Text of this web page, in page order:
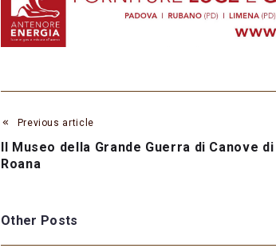
Previous article
Il Museo della Grande Guerra di Canove di
Roana
Other Posts